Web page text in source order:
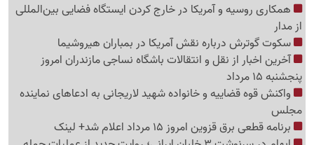
همکاری روسیه و آمریکا در خارج کردن ایستگاه فضایی بین‌المللی
از مدار
سکوت گوترش درباره نقش آمریکا در بمباران هیروشیما
آخرین اخبار از نقل و انتقالات باشگاه نساجی مازندران امروز
پنجشنبه 15 مرداد
واکنش قوه قضاییه و خانواده شهید لاریجانی به ادعاهای نماینده
مجلس
برنامه قطعی برق قزوین امروز 15 مرداد اعلام شد+ لینک